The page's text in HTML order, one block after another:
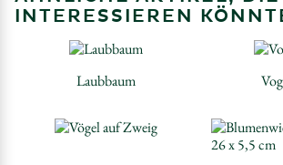
INTERESSIEREN
Laubbaum